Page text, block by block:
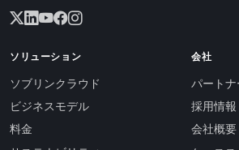
ソリューション
ソブリンクラウド
ビジネスモデル
料金
会社
パートナ
採用情報
会社概要